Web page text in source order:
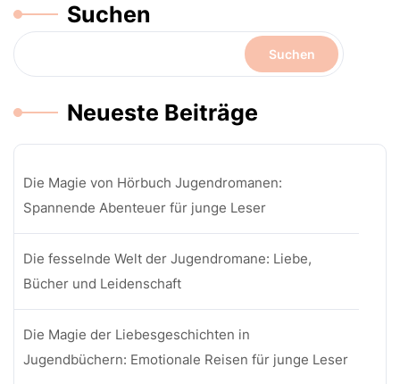
Suchen
Suchen
Neueste Beiträge
Die Magie von Hörbuch Jugendromanen:
Spannende Abenteuer für junge Leser
Die fesselnde Welt der Jugendromane: Liebe,
Bücher und Leidenschaft
Die Magie der Liebesgeschichten in
Jugendbüchern: Emotionale Reisen für junge Leser